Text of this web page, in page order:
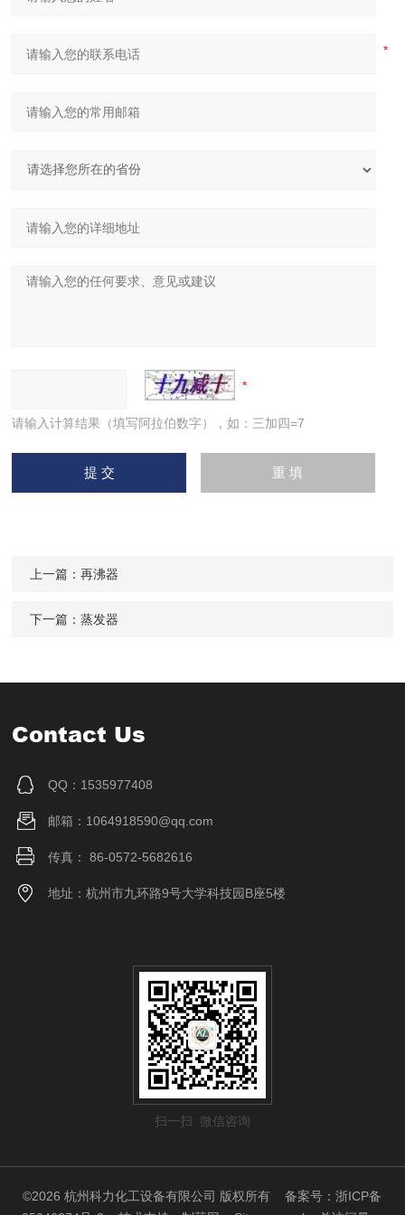
请输入计算结果（填写阿拉伯数字），如：三加四=7
上一篇：再沸器
下一篇：蒸发器
Contact Us
QQ：1535977408
邮箱：1064918590@qq.com
传真： 86-0572-5682616
地址：杭州市九环路9号大学科技园B座5楼
扫一扫 微信咨询
©2026 杭州科力化工设备有限公司 版权所有备案号：浙ICP备